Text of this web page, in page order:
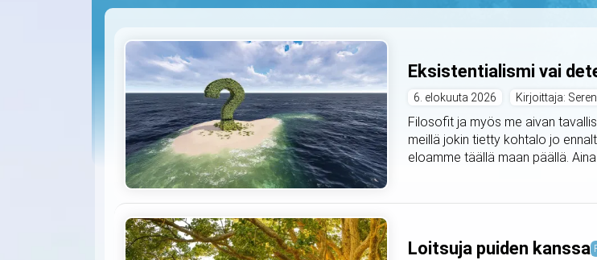
Eksistentialismi vai
6. elokuuta 2026 Kirjoittaja:
Filosofit ja myös me aivan
meillä jokin tietty kohtalo jo
eloamme täällä maan päällä.
Loitsuja puiden kanssa